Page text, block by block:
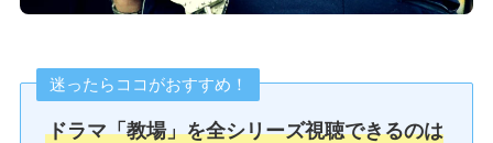
迷ったらココがおすすめ！
ドラマ「教場」を全シリーズ視聴できるのは